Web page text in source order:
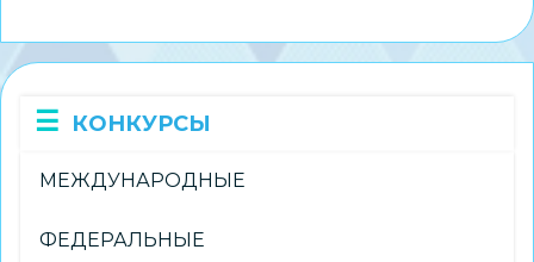
ПОБРАТИМЫ.
формат»
КОНКУРСЫ
МЕЖДУНАРОДНЫЕ
ФЕДЕРАЛЬНЫЕ